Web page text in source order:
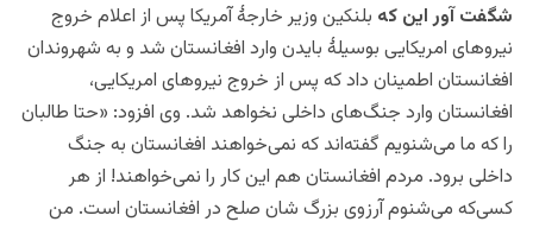
شگفت آور این که بلنکین وزیر خارجۀ آمریکا پس از اعلام خروج
نیروهای امریکایی بوسیلۀ بایدن وارد افغانستان شد و به شهروندان
افغانستان اطمینان داد که پس از خروج نیروهای امریکایی،
افغانستان وارد جنگ‌های داخلی نخواهد شد. وی افزود: «حتا طالبان
را که ما می‌شنویم گفته‌اند که نمی‌خواهند افغانستان به جنگ
داخلی برود. مردم افغانستان هم این کار را نمی‌خواهند! از هر
کسی‌که می‌شنوم آرزوی بزرگ شان صلح در افغانستان است. من